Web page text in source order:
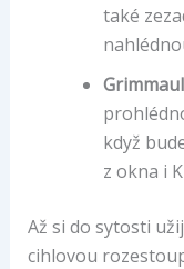
také
když
z okna i
Až si do sytosti
cihlovou